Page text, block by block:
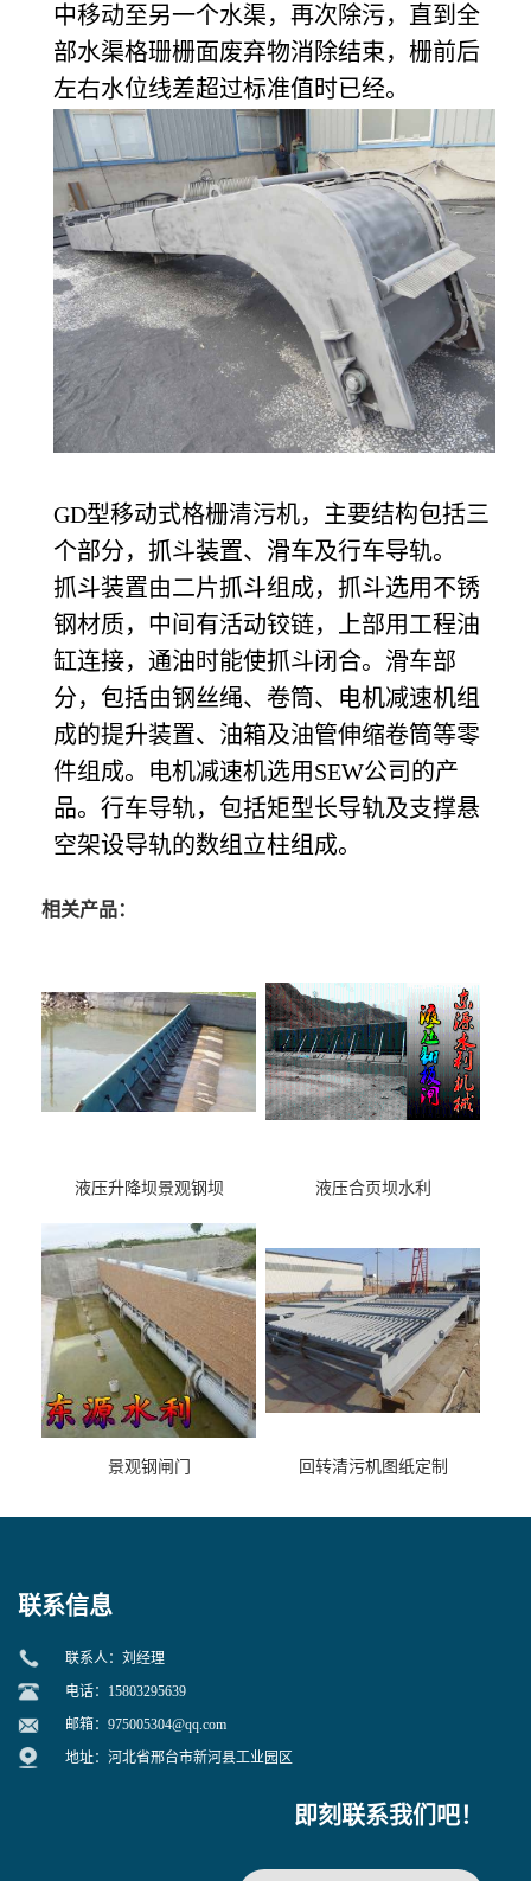
中移动至另一个水渠，再次除污，直到全
部水渠格珊栅面废弃物消除结束，栅前后
左右水位线差超过标准值时已经。
GD型移动式格栅清污机，主要结构包括三
个部分，抓斗装置、滑车及行车导轨。
抓斗装置由二片抓斗组成，抓斗选用不锈
钢材质，中间有活动铰链，上部用工程油
缸连接，通油时能使抓斗闭合。滑车部
分，包括由钢丝绳、卷筒、电机减速机组
成的提升装置、油箱及油管伸缩卷筒等零
件组成。电机减速机选用SEW公司的产
品。行车导轨，包括矩型长导轨及支撑悬
空架设导轨的数组立柱组成。
相关产品：
液压升降坝景观钢坝 液压合页坝水利
景观钢闸门 回转清污机图纸定制
联系信息
联系人：刘经理
电话：15803295639
邮箱： 975005304@qq.com
地址：河北省邢台市新河县工业园区
即刻联系我们吧！